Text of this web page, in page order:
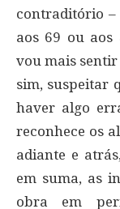
contraditório –
aos 69 ou aos
vou mais
sim, suspeitar
haver algo
reconhece os
adiante e
em suma, as
obra em